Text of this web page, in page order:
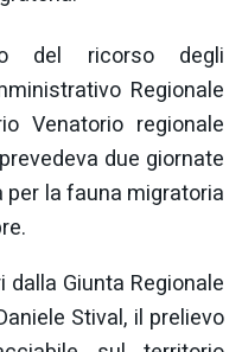
del ricorso degli
Regionale
Venatorio regionale
due giornate
per la fauna migratoria
Giunta Regionale
Stival, il prelievo